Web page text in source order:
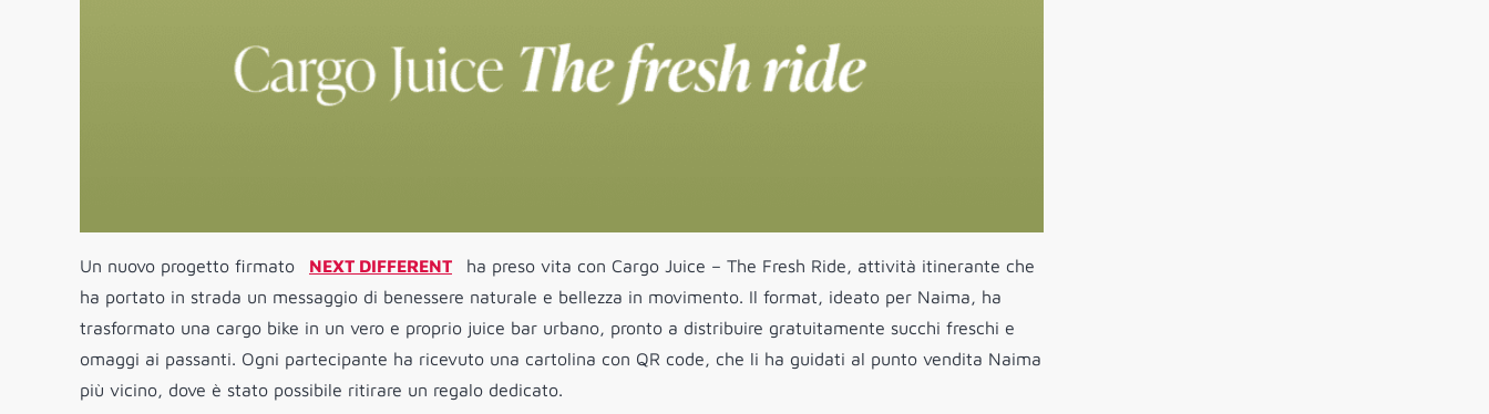
Un nuovo progetto firmato NEXT DIFFERENT
ha preso vita con Cargo Juice – The Fresh Ride, attività itinerante che
ha portato in strada un messaggio di benessere naturale e bellezza in movimento. Il format, ideato per Naima, ha
trasformato una cargo bike in un vero e proprio juice bar urbano, pronto a distribuire gratuitamente succhi freschi e
omaggi ai passanti. Ogni partecipante ha ricevuto una cartolina con QR code, che li ha guidati al punto vendita Naima
più vicino, dove è stato possibile ritirare un regalo dedicato.